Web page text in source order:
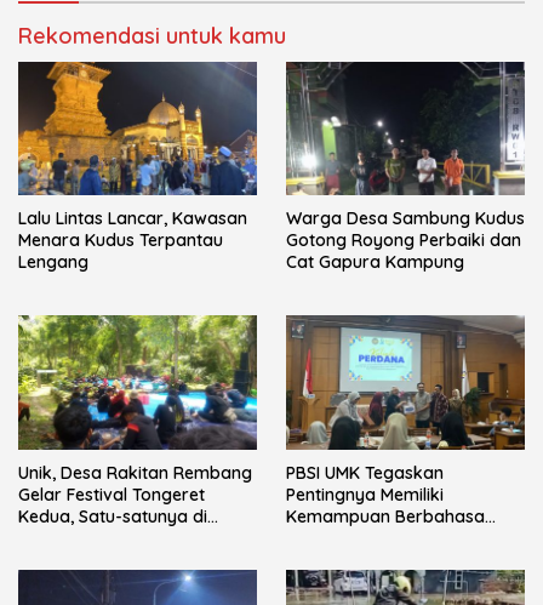
Rekomendasi untuk kamu
Lalu Lintas Lancar, Kawasan
Menara Kudus Terpantau
Lengang
Warga Desa Sambung Kudus
Gotong Royong Perbaiki dan
Cat Gapura Kampung
Unik, Desa Rakitan Rembang
Gelar Festival Tongeret
Kedua, Satu-satunya di
PBSI UMK Tegaskan
Pentingnya Memiliki
Kemampuan Berbahasa